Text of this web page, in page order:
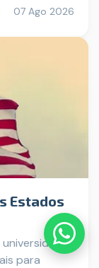
07 Ago 2026
Estados
para